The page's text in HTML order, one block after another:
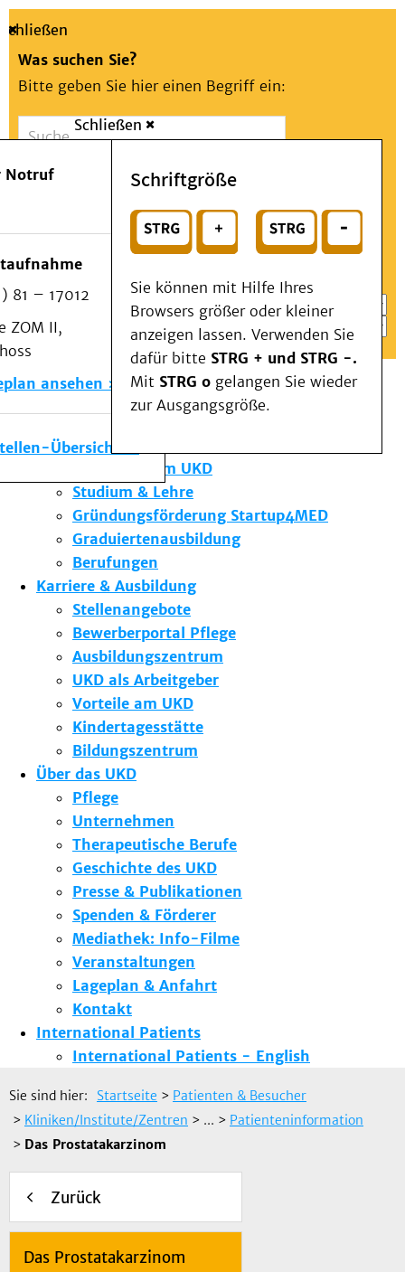
Suche
Schließen
Was suchen Sie?
Bitte geben Sie hier einen Begriff ein:
Suchen
oder
Wählen Sie ein Thema für Ihren Schnelleinstieg
Notfall
Schließen
Notruf
81 – 17012
ZOM II,
ansehen
Übersicht
Schriftgröße
Sie können mit Hilfe Ihres
Browsers größer oder kleiner
anzeigen lassen. Verwenden Sie
dafür bitte STRG + und STRG -.
Mit STRG o gelangen Sie wieder
zur Ausgangsgröße.
Menü
Patienten & Besucher
Kliniken/Institute/Zentren
Als Patient am UKD
Beratung und Unterstützung
Veranstaltungen
Kommunikation im Medizinwesen (KIM)
Notfall
Forschung & Lehre
Die Institute des UKD
Forschung am UKD
Studium & Lehre
Gründungsförderung Startup4MED
Graduiertenausbildung
Berufungen
Karriere & Ausbildung
Stellenangebote
Bewerberportal Pflege
Ausbildungszentrum
UKD als Arbeitgeber
Vorteile am UKD
Kindertagesstätte
Bildungszentrum
Über das UKD
Pflege
Unternehmen
Therapeutische Berufe
Geschichte des UKD
Presse & Publikationen
Spenden & Förderer
Mediathek: Info-Filme
Veranstaltungen
Lageplan & Anfahrt
Kontakt
International Patients
International Patients - English
Sie sind hier: Startseite > Patienten & Besucher
> Kliniken/Institute/Zentren > ... > Patienteninformation
> Das Prostatakarzinom
Zurück
Das Prostatakarzinom